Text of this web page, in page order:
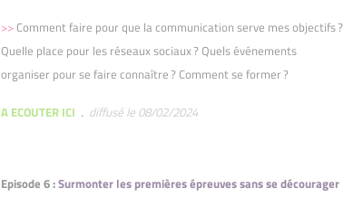
>>Comment faire pour que la communication serve mes objectifs ?
Quelle place pour les réseaux sociaux ? Quels événements
organiser pour se faire connaître ? Comment se former ?
A ECOUTER ICI . diffusé le 08/02/2024
Episode 6 :Surmonter les premières épreuves sans se décourager